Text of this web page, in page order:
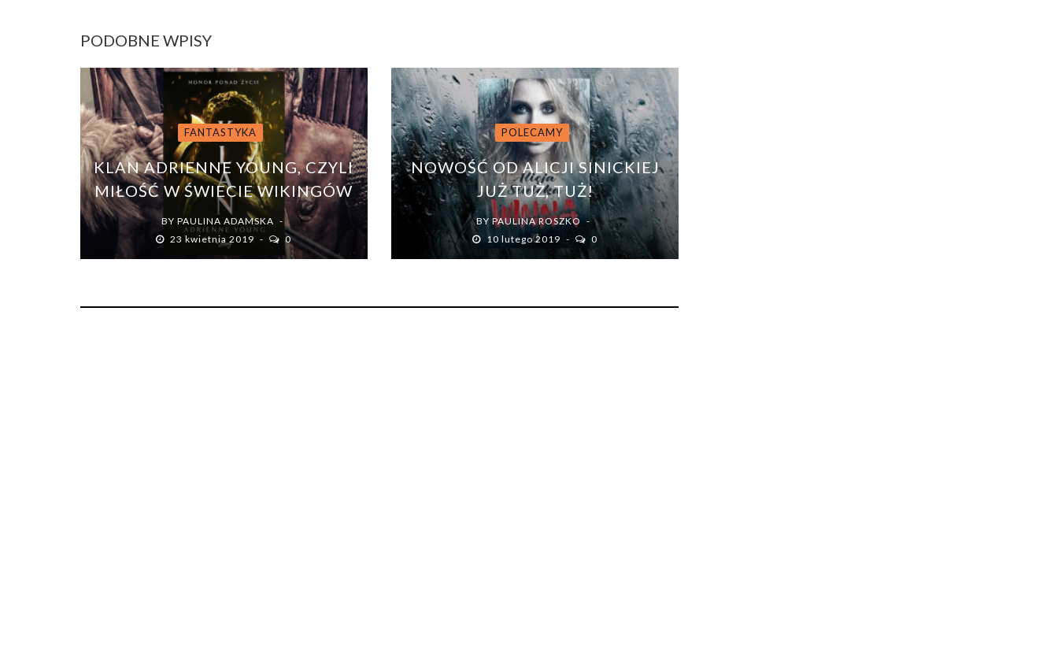
PODOBNE WPISY
FANTASTYKA
KLAN ADRIENNE YOUNG, CZYLI
MIŁOŚĆ W ŚWIECIE WIKINGÓW
BY PAULINA ADAMSKA
23 kwietnia 2019
0
POLECAMY
NOWOŚĆ OD ALICJI SINICKIEJ
JUŻ TUŻ, TUŻ!
BYPAULINA ROSZKO
10 lutego 2019
0